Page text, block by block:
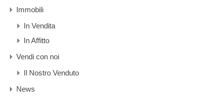
Immobili
In Vendita
In Affitto
Vendi con noi
Il Nostro Venduto
News